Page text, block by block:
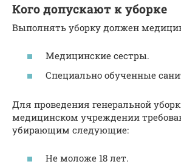
Кого допускают к уборке
Выполнять уборку должен
Медицинские сестры.
Специально обученные
Для проведения генеральной
медицинском учреждении
убирающим следующие:
Не моложе 18 лет.